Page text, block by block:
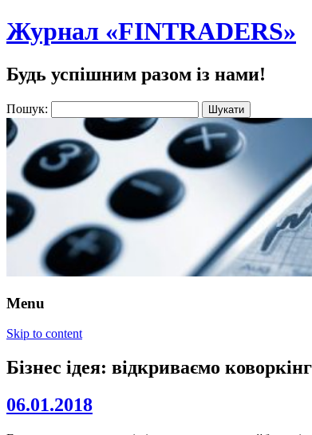
Журнал «FINTRADERS»
Будь успішним разом із нами!
Пошук:
Menu
Skip to content
Бізнес ідея: відкриваємо
06.01.2018